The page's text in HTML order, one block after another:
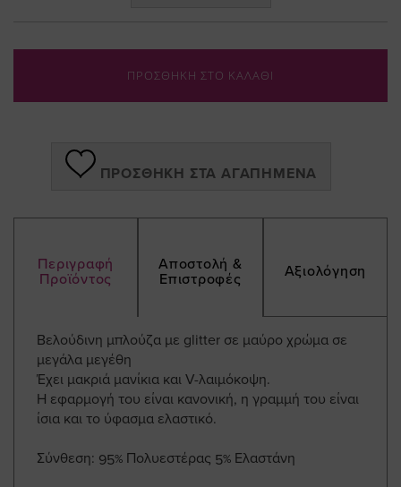
ΠΡΟΣΘΗΚΗ ΣΤΟ ΚΑΛΑΘΙ
ΠΡΟΣΘΉΚΗ ΣΤΑ ΑΓΑΠΗΜΈΝΑ
Περιγραφή
Προϊόντος
Αποστολή &
Επιστροφές
Αξιολόγηση
Βελούδινη μπλούζα με glitter σε μαύρο χρώμα σε
μεγάλα μεγέθη
Έχει μακριά μανίκια και V-λαιμόκοψη.
Η εφαρμογή του είναι κανονική, η γραμμή του είναι
ίσια και το ύφασμα ελαστικό.
Σύνθεση: 95% Πολυεστέρας 5% Ελαστάνη